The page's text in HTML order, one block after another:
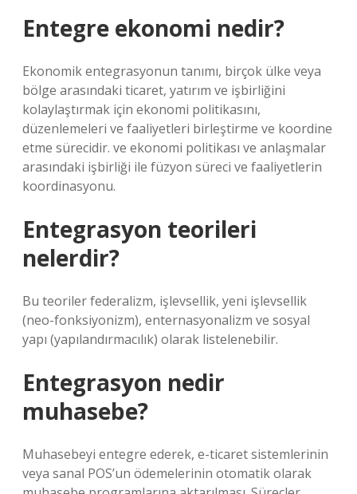
Entegre ekonomi nedir?
Ekonomik entegrasyonun tanımı, birçok ülke veya
bölge arasındaki ticaret, yatırım ve işbirliğini
kolaylaştırmak için ekonomi politikasını,
düzenlemeleri ve faaliyetleri birleştirme ve koordine
etme sürecidir. ve ekonomi politikası ve anlaşmalar
arasındaki işbirliği ile füzyon süreci ve faaliyetlerin
koordinasyonu.
Entegrasyon teorileri
nelerdir?
Bu teoriler federalizm, işlevsellik, yeni işlevsellik
(neo-fonksiyonizm), enternasyonalizm ve sosyal
yapı (yapılandırmacılık) olarak listelenebilir.
Entegrasyon nedir
muhasebe?
Muhasebeyi entegre ederek, e-ticaret sistemlerinin
veya sanal POS’un ödemelerinin otomatik olarak